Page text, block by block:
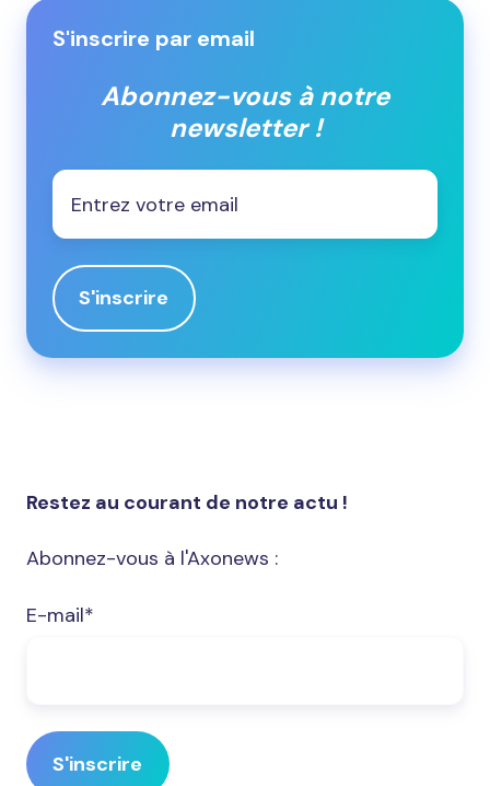
S'inscrire par email
Abonnez-vous à notre
newsletter !
Email
Restez au courant de notre actu !
Abonnez-vous à l'Axonews :
E-mail*